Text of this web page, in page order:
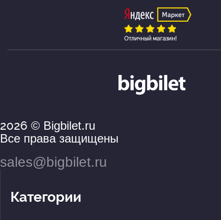
2026 © Bigbilet.ru
Все права защищены
sales@bigbilet.ru
Категории